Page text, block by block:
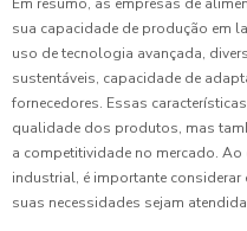
Em resumo, as empresas de
sua capacidade de produção em
uso de tecnologia avançada,
sustentáveis, capacidade de
fornecedores. Essas
qualidade dos produtos, mas
a competitividade no mercado.
industrial, é importante
suas necessidades sejam